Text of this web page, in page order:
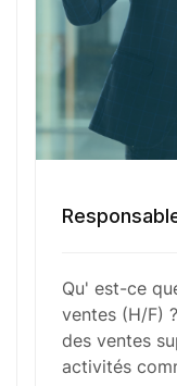
Ces métiers
Qu' est-ce
ventes (H/F)
des ventes
activités